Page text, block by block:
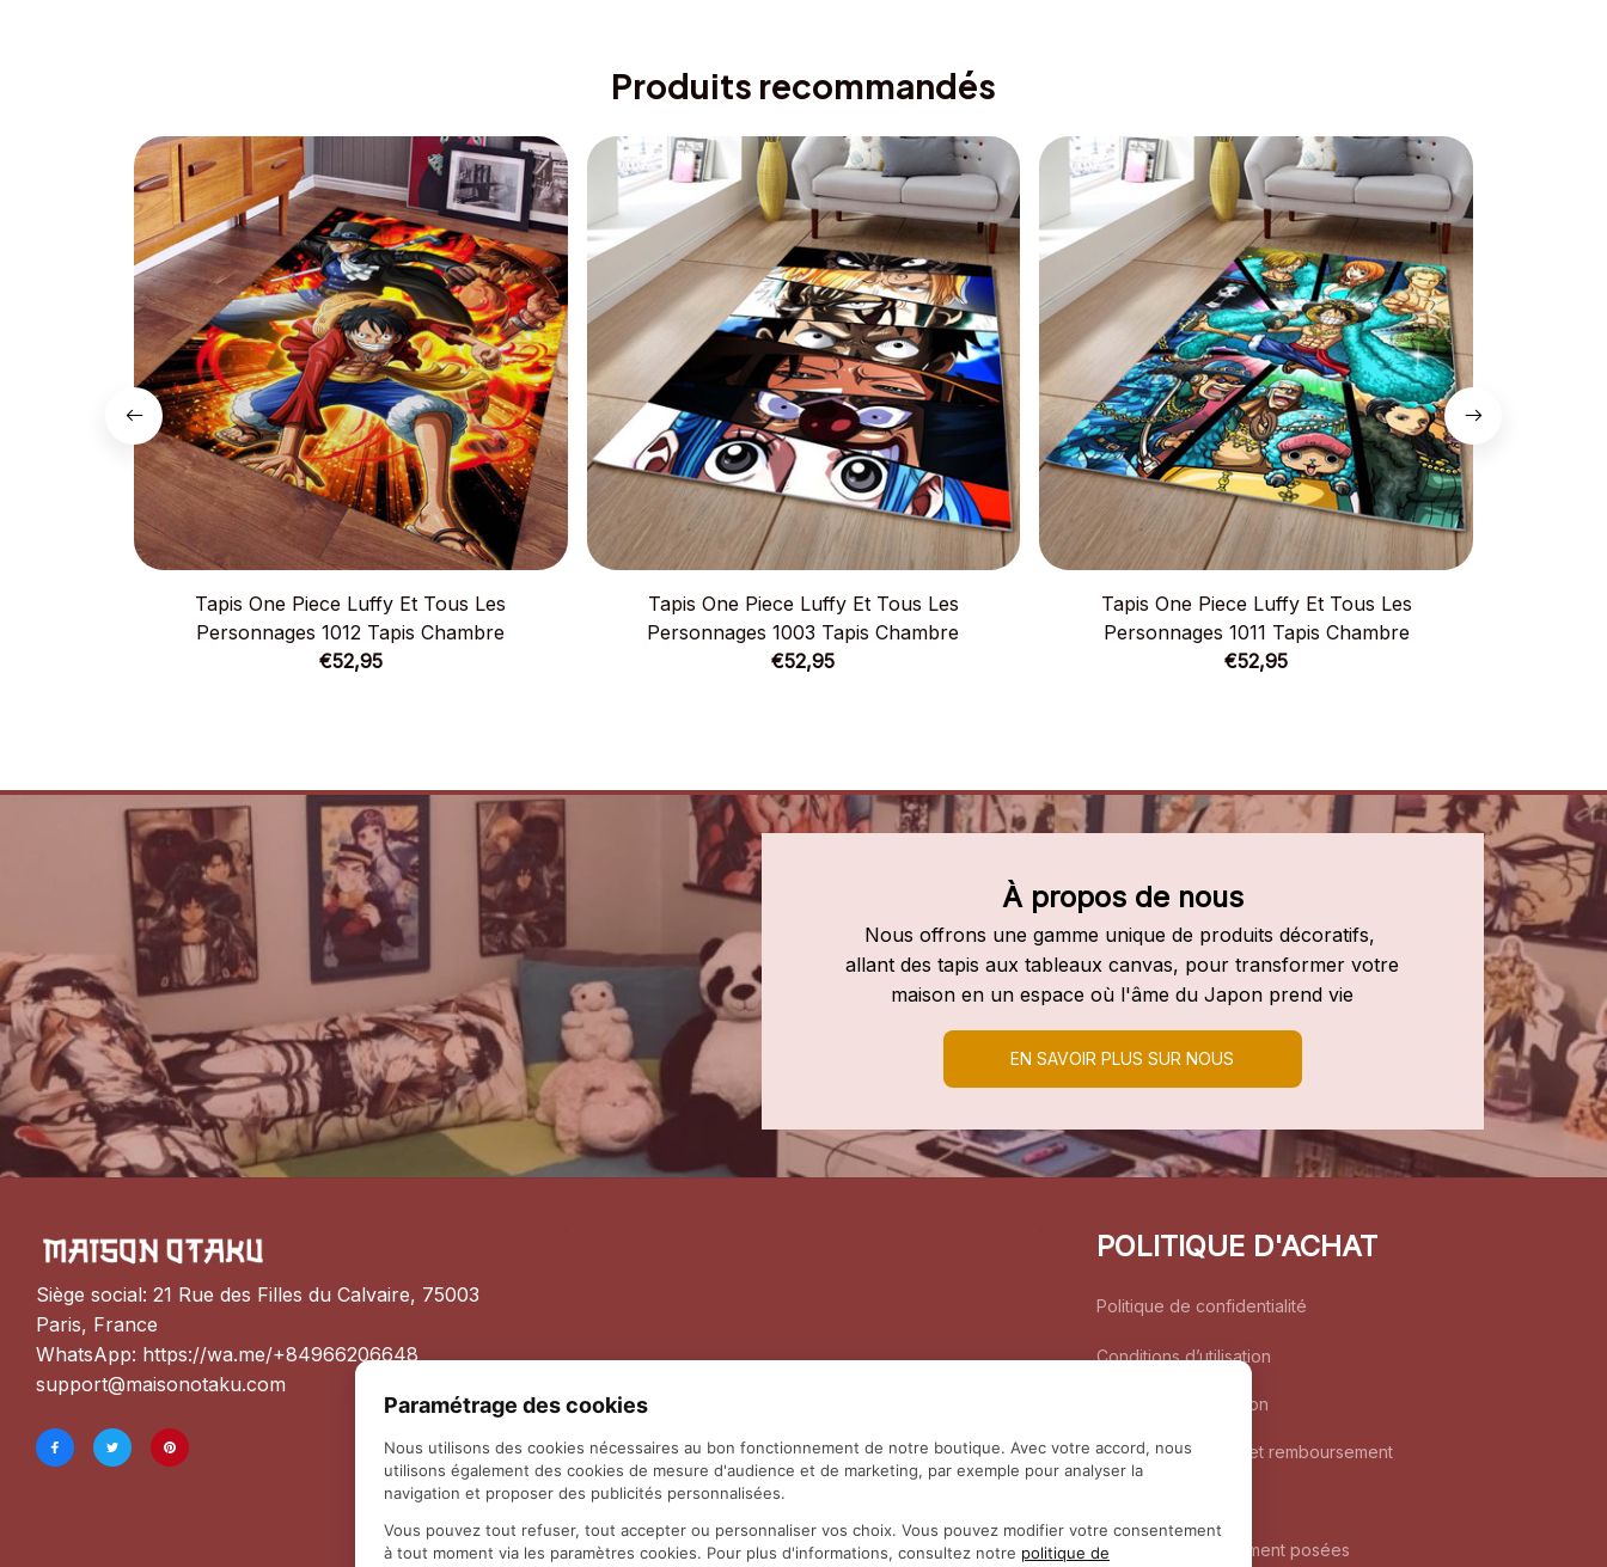
Produits recommandés
Tapis One Piece Luffy Et Tous Les
Personnages 1012 Tapis Chambre
€52,95
Tapis One Piece Luffy Et Tous Les
Personnages 1003 Tapis Chambre
€52,95
Tapis One Piece Luffy Et Tous Les
Personnages 1011 Tapis Chambre
€52,95
À propos de nous
Nous offrons une gamme unique de produits décoratifs,
allant des tapis aux tableaux canvas, pour transformer votre
maison en un espace où l'âme du Japon prend vie
EN SAVOIR PLUS SUR NOUS
Siège social: 21 Rue des Filles du Calvaire, 75003
Paris, France
WhatsApp: https://wa.me/+84966206648
support@maisonotaku.com
POLITIQUE D'ACHAT
Politique de confidentialité
Conditions d’utilisation
Politique d’expédition
Politique de retour et remboursement
Questions fréquemment posées
Paramétrage des cookies
Nous utilisons des cookies nécessaires au bon fonctionnement de notre boutique. Avec votre accord, nous
utilisons également des cookies de mesure d'audience et de marketing, par exemple pour analyser la
navigation et proposer des publicités personnalisées.
Vous pouvez tout refuser, tout accepter ou personnaliser vos choix. Vous pouvez modifier votre consentement
à tout moment via les paramètres cookies. Pour plus d'informations, consultez notre politique de